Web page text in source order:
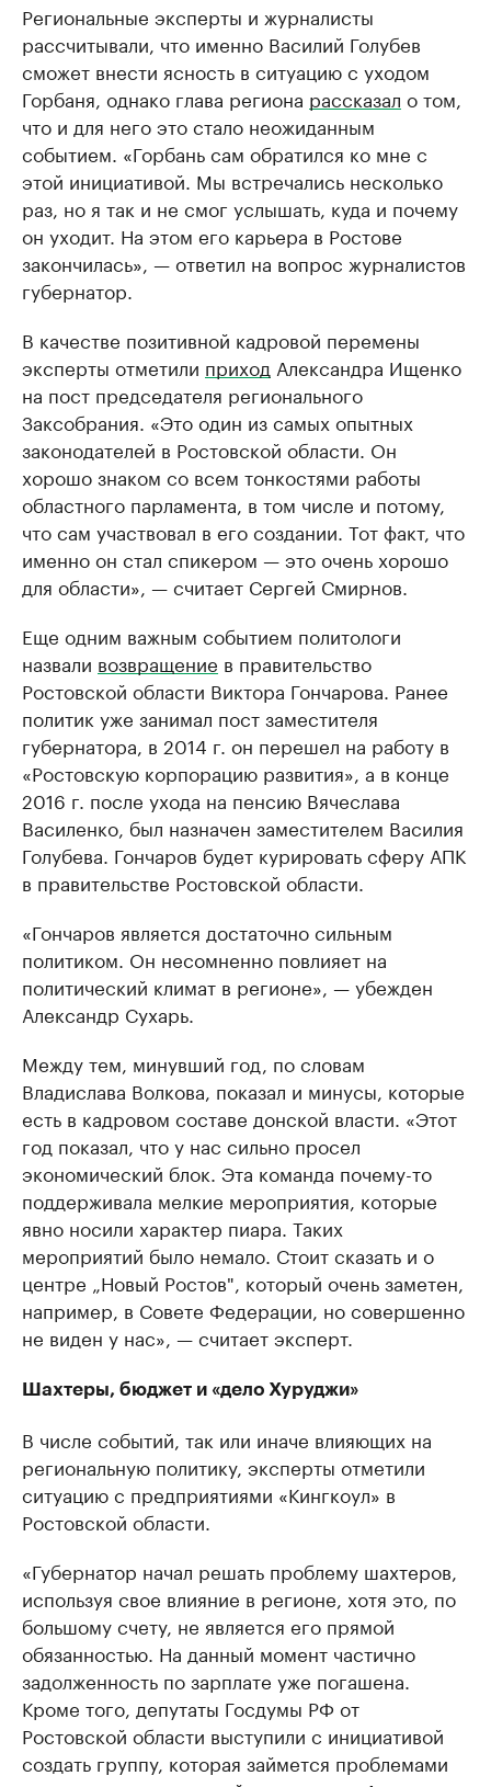
Региональные эксперты и журналисты
рассчитывали, что именно Василий Голубев
сможет внести ясность в ситуацию с уходом
Горбаня, однако глава региона рассказал о том,
что и для него это стало неожиданным
событием. «Горбань сам обратился ко мне с
этой инициативой. Мы встречались несколько
раз, но я так и не смог услышать, куда и почему
он уходит. На этом его карьера в Ростове
закончилась», — ответил на вопрос журналистов
губернатор.
В качестве позитивной кадровой перемены
эксперты отметили приход Александра Ищенко
на пост председателя регионального
Заксобрания. «Это один из самых опытных
законодателей в Ростовской области. Он
хорошо знаком со всем тонкостями работы
областного парламента, в том числе и потому,
что сам участвовал в его создании. Тот факт, что
именно он стал спикером — это очень хорошо
для области», — считает Сергей Смирнов.
Еще одним важным событием политологи
назвали возвращение в правительство
Ростовской области Виктора Гончарова. Ранее
политик уже занимал пост заместителя
губернатора, в 2014 г. он перешел на работу в
«Ростовскую корпорацию развития», а в конце
2016 г. после ухода на пенсию Вячеслава
Василенко, был назначен заместителем Василия
Голубева. Гончаров будет курировать сферу АПК
в правительстве Ростовской области.
«Гончаров является достаточно сильным
политиком. Он несомненно повлияет на
политический климат в регионе», — убежден
Александр Сухарь.
Между тем, минувший год, по словам
Владислава Волкова, показал и минусы, которые
есть в кадровом составе донской власти. «Этот
год показал, что у нас сильно просел
экономический блок. Эта команда почему-то
поддерживала мелкие мероприятия, которые
явно носили характер пиара. Таких
мероприятий было немало. Стоит сказать и о
центре „Новый Ростов", который очень заметен,
например, в Совете Федерации, но совершенно
не виден у нас», — считает эксперт.
Шахтеры, бюджет и «дело Хуруджи»
В числе событий, так или иначе влияющих на
региональную политику, эксперты отметили
ситуацию с предприятиями «Кингкоул» в
Ростовской области.
«Губернатор начал решать проблему шахтеров,
используя свое влияние в регионе, хотя это, по
большому счету, не является его прямой
обязанностью. На данный момент частично
задолженность по зарплате уже погашена.
Кроме того, депутаты Госдумы РФ от
Ростовской области выступили с инициативой
создать группу, которая займется проблемами